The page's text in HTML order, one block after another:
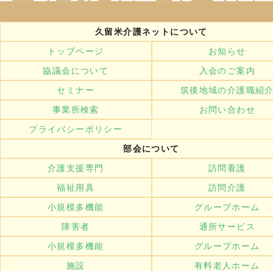
久留米介護ネットについて
トップページ
お知らせ
協議会について
入会のご案内
セミナー
筑後地域の介護職紹
事業所検索
お問い合わせ
プライバシーポリシー
部会について
介護支援専門
訪問看護
福祉用具
訪問介護
小規模多機能
グループホーム
障害者
通所サービス
小規模多機能
グループホーム
施設
有料老人ホーム